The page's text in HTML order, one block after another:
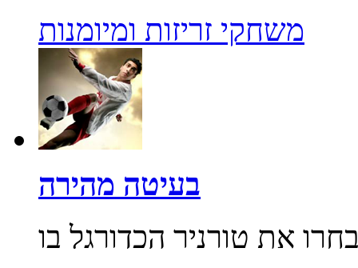
משחקי זריזות ומיומנות
בעיטה מהירה